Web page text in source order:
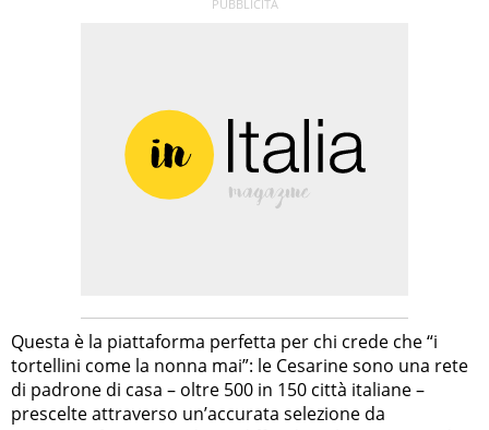
Questa è la piattaforma perfetta per chi crede che “i
tortellini come la nonna mai”: le Cesarine sono una rete
di padrone di casa – oltre 500 in 150 città italiane –
prescelte attraverso un’accurata selezione da